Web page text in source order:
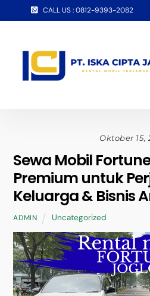
CALL US : 0812-9393-2082
Oktober 15,
Sewa Mobil
Premium untuk
Keluarga & Bisnis
ADMIN Uncategorized